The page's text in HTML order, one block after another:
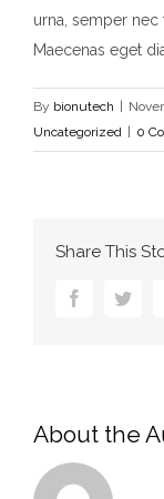
urna, semper nec
Maecenas eget
By bionutech
Uncategorized
0
Share This
Facebook
About the